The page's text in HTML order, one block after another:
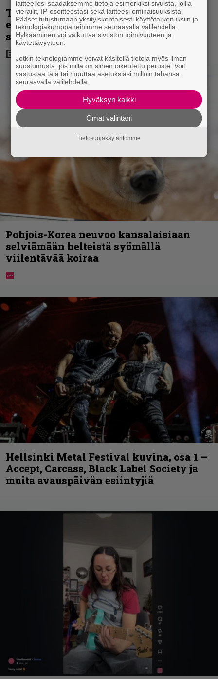
Tänään tv:ssä: Koskettava kotimainen
elokuva vuodelta 2020 – ”Tehty isolla
sydämellä”
Pohjois-Korea neuvoo kansalaisiaan
selviämään helteistä syömällä
viilentävää koiraa
Hellsinki Metal Festival kuvina, osa 1 –
Accept, Carcass, Black Label Society ja
muita avauspäivän esiintyjiä
laitteellesi saadaksemme tietoja esimerkiksi sivuista, joilla
vierailit, IP-osoitteestasi sekä laitteesi ominaisuuksista.
Pääset tutustumaan yksityiskohtaisesti käyttötarkoituksiin ja
teknologiakumppaneihimme seuraavalla välilehdellä.
Hylkääminen voi vaikuttaa sivuston toimivuuteen ja
käytettävyyteen.
Jotkin teknologiamme voivat käsitellä tietoja myös ilman
suostumusta, jos niillä on siihen oikeutettu peruste. Voit
vastustaa tätä tai muuttaa asetuksiasi milloin tahansa
seuraavalla välilehdellä.
Hyväksyn kaikki
Omat valintani
Tietosuojakäytäntömme